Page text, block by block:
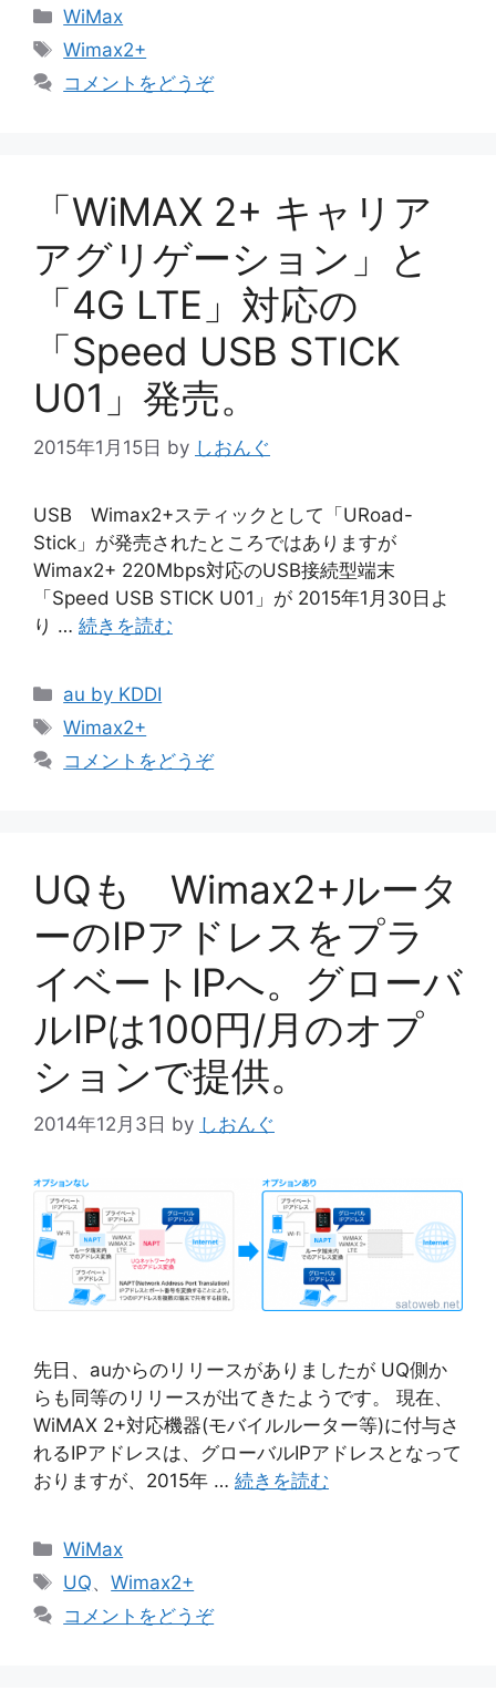
カ
テ
リ
WiMax
タ
グ
Wimax2+
コメントをどうぞ
「WiMAX 2+ キャリア
アグリゲーション」と
「4G LTE」対応の
「Speed USB STICK
U01」発売。
2015年1月15日 by しおんぐ
USB Wimax2+スティックとして「URoad-
Stick」が発売されたところではありますが
Wimax2+ 220Mbps対応のUSB接続型端末
「Speed USB STICK U01」が 2015年1月30日よ
り … 続きを読む
カ
テ
リ
au by KDDI
タ
Wimax2+
コメントをどうぞ
UQも Wimax2+ルータ
ーのIPアドレスをプラ
イベートIPへ。グローバ
ルIPは100円/月のオプ
ションで提供。
2014年12月3日 by しおんぐ
先日、auからのリリースがありましたが UQ側か
らも同等のリリースが出てきたようです。 現在、
WiMAX 2+対応機器(モバイルルーター等)に付与さ
れるIPアドレスは、グローバルIPアドレスとなって
おりますが、2015年 … 続きを読む
カ
テ
リ
WiMax
タ
グ
UQ、Wimax2+
コメントをどうぞ